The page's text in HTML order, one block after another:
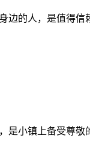
边的人，是值得信
是小镇上备受尊敬